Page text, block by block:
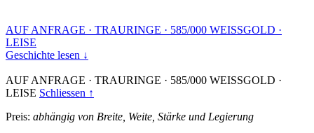
AUF ANFRAGE · TRAURINGE · 585/000 WEISSGOLD ·
LEISE
Geschichte lesen ↓
AUF ANFRAGE · TRAURINGE · 585/000 WEISSGOLD ·
LEISE Schliessen ↑
Preis: abhängig von Breite, Weite, Stärke und Legierung